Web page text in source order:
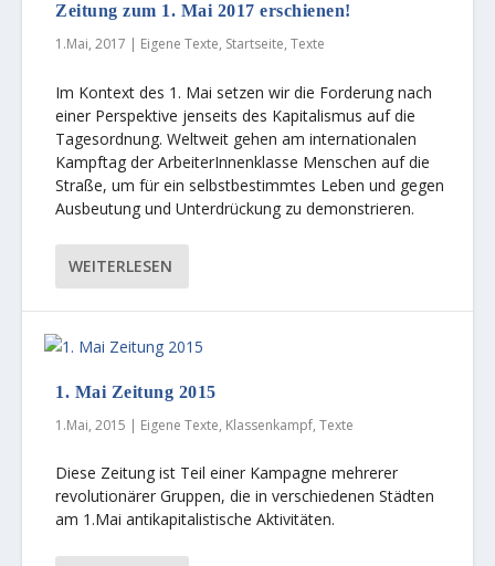
Zeitung zum 1. Mai 2017 erschienen!
1.Mai, 2017 | Eigene Texte, Startseite,Texte
Im Kontext des 1. Mai setzen wir die Forderung nach
einer Perspektive jenseits des Kapitalismus auf die
Tagesordnung. Weltweit gehen am internationalen
Kampftag der ArbeiterInnenklasse Menschen auf die
Straße, um für ein selbstbestimmtes Leben und gegen
Ausbeutung und Unterdrückung zu demonstrieren.
WEITERLESEN
1. Mai Zeitung 2015
1.Mai, 2015 | Eigene Texte, Klassenkampf,Texte
Diese Zeitung ist Teil einer Kampagne mehrerer
revolutionärer Gruppen, die in verschiedenen Städten
am 1.Mai antikapitalistische Aktivitäten.